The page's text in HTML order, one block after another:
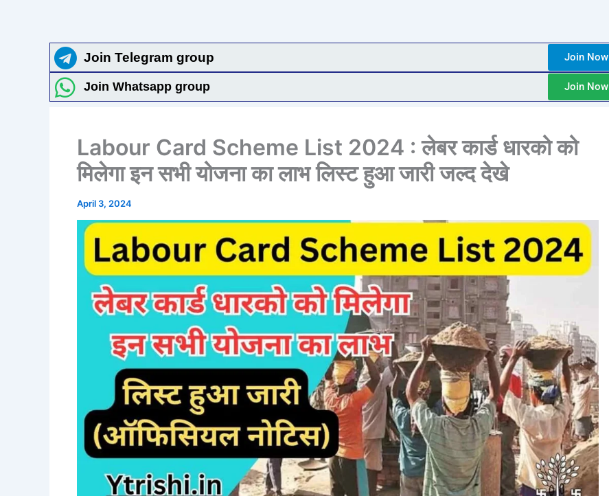
Join Telegram group Join Now
Join Whatsapp group Join Now
Labour Card Scheme List 2024 : लेबर कार्ड धारको को
मिलेगा इन सभी योजना का लाभ लिस्ट हुआ जारी जल्द देखे
April 3, 2024